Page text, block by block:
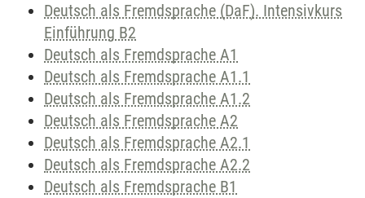
Deutsch als Fremdsprache (DaF). Intensivkurs
Einführung B2
Deutsch als Fremdsprache A1
Deutsch als Fremdsprache A1.1
Deutsch als Fremdsprache A1.2
Deutsch als Fremdsprache A2
Deutsch als Fremdsprache A2.1
Deutsch als Fremdsprache A2.2
Deutsch als Fremdsprache B1